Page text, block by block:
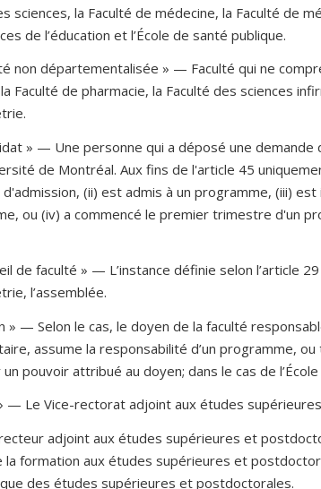
sciences, la Faculté de médecine, la Faculté de
de l’éducation et l’École de santé publique.
non départementalisée » — Faculté qui ne
Faculté de pharmacie, la Faculté des sciences
» — Une personne qui a déposé une
de Montréal. Aux fins de l'article 45
(ii) est admis à un programme, (iii)
ou (iv) a commencé le premier trimestre d'un
de faculté » — L’instance définie selon l’article
l’assemblée.
» — Selon le cas, le doyen de la faculté
assume la responsabilité d’un programme,
pouvoir attribué au doyen; dans le cas de
— Le Vice-rectorat adjoint aux études
adjoint aux études supérieures et
la formation aux études supérieures et
des études supérieures et postdoctorales.